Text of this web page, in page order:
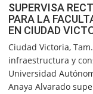
SUPERVISA
PARA LA
EN CIUDAD
Ciudad Victoria,
infraestructura y
Universidad
Anaya Alvarado